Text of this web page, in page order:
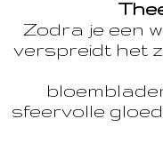
Zodra je een
verspreidt het
sfeervolle